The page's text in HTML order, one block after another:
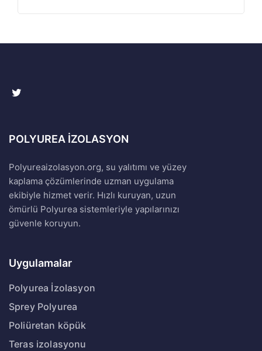
POLYUREA İZOLASYON
Polyureaizolasyon.org, su yalıtımı ve yüzey
kaplama çözümlerinde uzman uygulama
ekibiyle hizmet verir. Hızlı kuruyan, uzun
ömürlü Polyurea sistemleriyle yapılarınızı
güvenle koruyun.
Uygulamalar
Polyurea İzolasyon
Sprey Polyurea
Poliüretan köpük
Teras izolasyonu